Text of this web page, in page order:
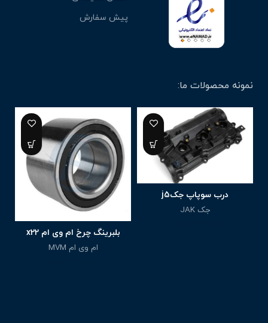
پیش سفارش
نمونه محصولات ما:
درب سوپاپ جکj5
جک JAK
بلبرینگ چرخ ام وی ام x22
ام وی ام MVM